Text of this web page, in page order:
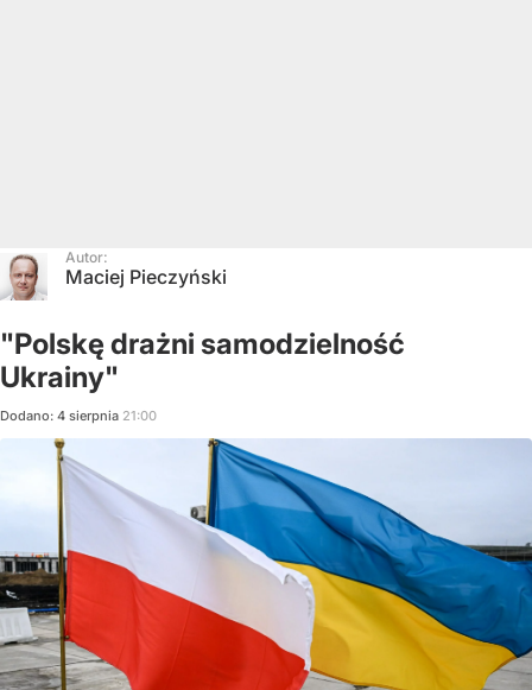
Autor:
Maciej Pieczyński
"Polskę drażni samodzielność
Ukrainy"
Dodano: 4 sierpnia 21:00